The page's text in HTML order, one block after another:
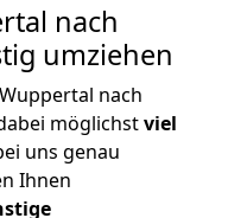
nach
umziehen
nach
möglichstviel
uns genau
Ihnen